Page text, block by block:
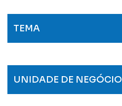
TEMA
UNIDADE DE NEGÓCIO